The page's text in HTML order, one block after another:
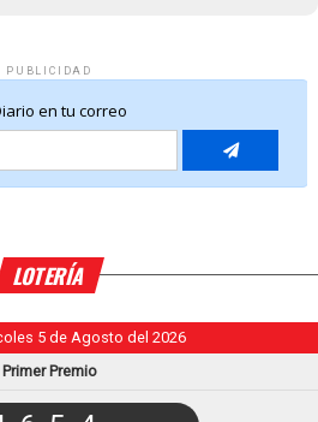
PUBLICIDAD
LOTERÍA
5 de Agosto del 2026
Primer Premio